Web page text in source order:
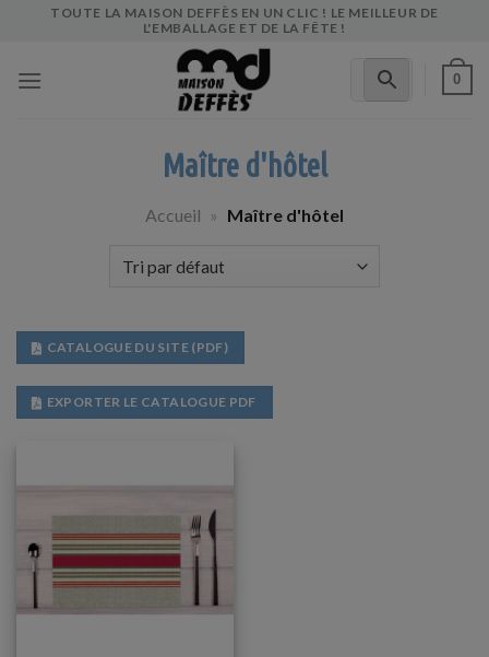
TOUTE LA MAISON DEFFÈS EN UN CLIC ! LE MEILLEUR DE
L'EMBALLAGE ET DE LA FÊTE !
0
Maître d'hôtel
Accueil » Maître d'hôtel
CATALOGUE DU SITE (PDF)
EXPORTER LE CATALOGUE PDF